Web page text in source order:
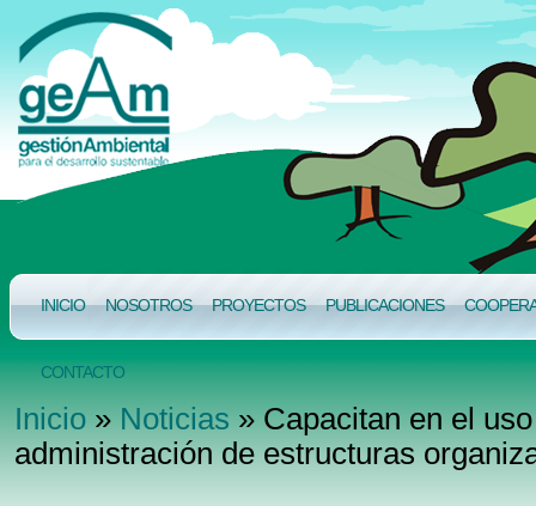
INICIO NOSOTROS PROYECTOS PUBLICACIONES
CONTACTO
Inicio»Noticias» Capacitan en el
administración de estructuras